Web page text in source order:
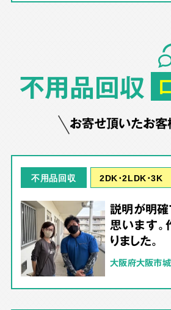
不用品回収
お寄せ頂いたお
不用品回収 2DK･2LDK･3K
説明が明
思います
りました。
大阪府大阪市